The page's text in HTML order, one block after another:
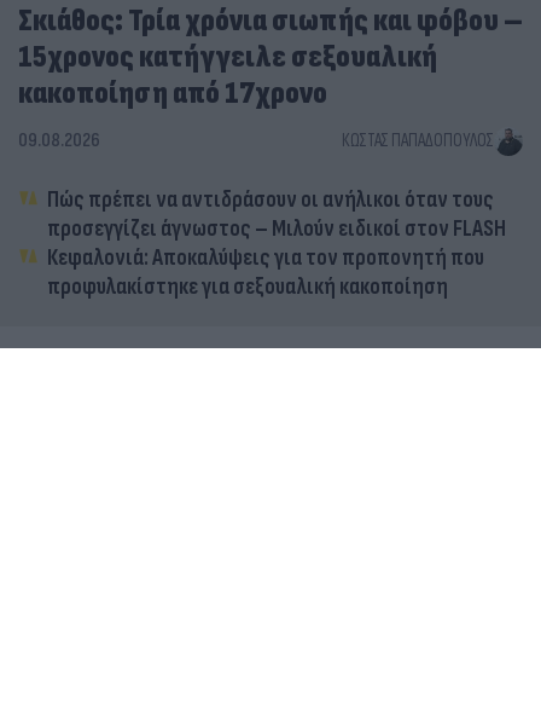
Σκιάθος: Τρία χρόνια σιωπής και φόβου –
15χρονος κατήγγειλε σεξουαλική
κακοποίηση από 17χρονο
09.08.2026 ΚΏΣΤΑΣ ΠΑΠΑΔΌΠΟΥΛΟΣ
Πώς πρέπει να αντιδράσουν οι ανήλικοι όταν τους
προσεγγίζει άγνωστος – Μιλούν ειδικοί στον FLASH
Κεφαλονιά: Αποκαλύψεις για τον προπονητή που
προφυλακίστηκε για σεξουαλική κακοποίηση